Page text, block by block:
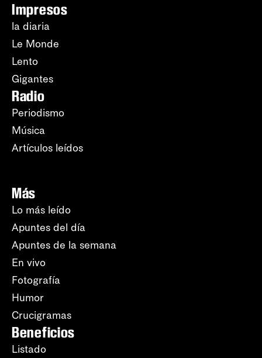
Impresos
la diaria
Le Monde
Lento
Gigantes
Radio
Periodismo
Música
Artículos leídos
Más
Lo más leído
Apuntes del día
Apuntes de la semana
En vivo
Fotografía
Humor
Crucigramas
Beneficios
Listado